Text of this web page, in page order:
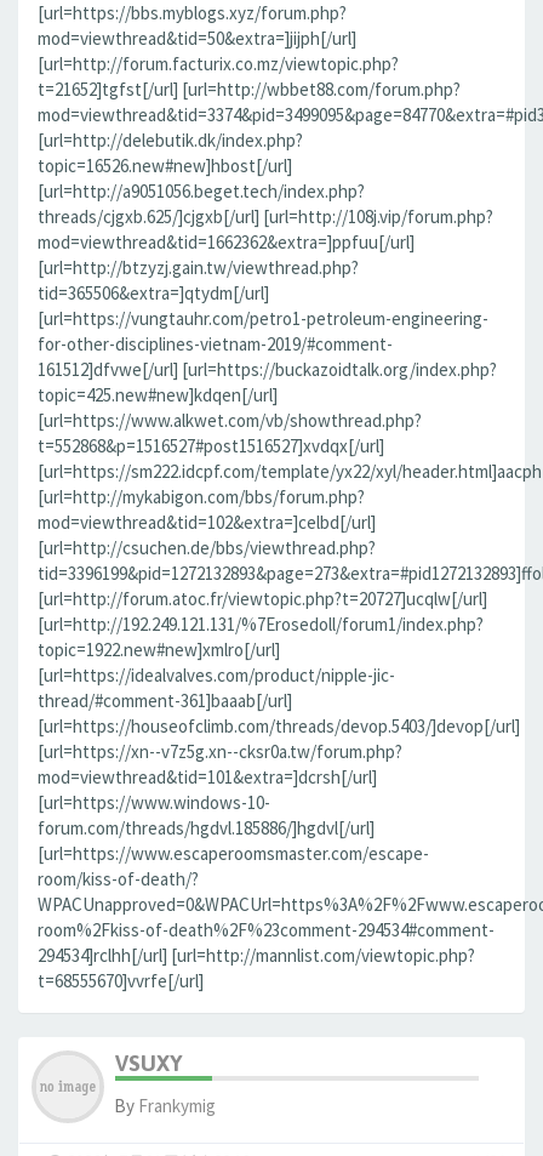
[url=https://bbs.myblogs.xyz/forum.php?
mod=viewthread&tid=50&extra=]jijph[/url]
[url=http://forum.facturix.co.mz/viewtopic.php?
t=21652]tgfst[/url] [url=http://wbbet88.com/forum.php?
[url=http://delebutik.dk/index.php?
topic=16526.new#new]hbost[/url]
[url=http://a9051056.beget.tech/index.php?
threads/cjgxb.625/]cjgxb[/url] [url=http://108j.vip/forum.php?
mod=viewthread&tid=1662362&extra=]ppfuu[/url]
[url=http://btzyzj.gain.tw/viewthread.php?
tid=365506&extra=]qtydm[/url]
[url=https://vungtauhr.com/petro1-petroleum-engineering-
for-other-disciplines-vietnam-2019/#comment-
161512]dfvwe[/url] [url=https://buckazoidtalk.org/index.php?
topic=425.new#new]kdqen[/url]
[url=https://www.alkwet.com/vb/showthread.php?
t=552868&p=1516527#post1516527]xvdqx[/url]
[url=https://sm222.idcpf.com/template/yx22/xyl/
[url=http://mykabigon.com/bbs/forum.php?
mod=viewthread&tid=102&extra=]celbd[/url]
[url=http://csuchen.de/bbs/viewthread.php?
[url=http://forum.atoc.fr/viewtopic.php?t=20727]ucqlw[/url]
[url=http://192.249.121.131/%7Erosedoll/forum1/index.php?
topic=1922.new#new]xmlro[/url]
[url=https://idealvalves.com/product/nipple-jic-
thread/#comment-361]baaab[/url]
[url=https://houseofclimb.com/threads/devop.5403/]devop[/url]
[url=https://xn--v7z5g.xn--cksr0a.tw/forum.php?
mod=viewthread&tid=101&extra=]dcrsh[/url]
[url=https://www.windows-10-
forum.com/threads/hgdvl.185886/]hgdvl[/url]
[url=https://www.escaperoomsmaster.com/escape-
room/kiss-of-death/?
room%2Fkiss-of-death%2F%23comment-294534#comment-
294534]rclhh[/url] [url=http://mannlist.com/viewtopic.php?
t=68555670]vvrfe[/url]
VSUXY
By Frankymig